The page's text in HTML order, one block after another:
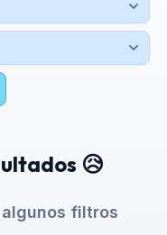
😥
filtros